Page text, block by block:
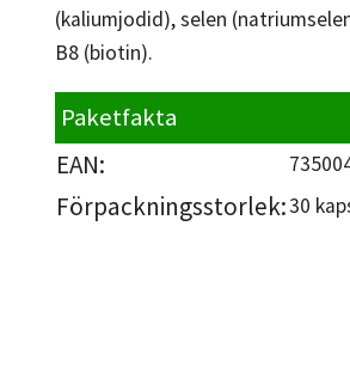
(kaliumjodid), selen
B8 (biotin).
Paketfakta
EAN:
Förpackningsstorlek:30